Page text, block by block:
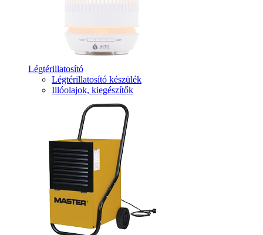
Légtérillatosító
Légtérillatosító készülék
Illóolajok, kiegészítők